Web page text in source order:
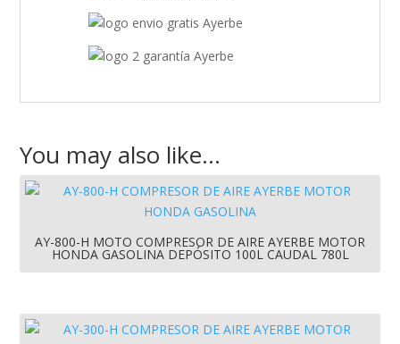
You may also like…
AY-800-H MOTO COMPRESOR DE AIRE AYERBE MOTOR
HONDA GASOLINA DEPÓSITO 100L CAUDAL 780L